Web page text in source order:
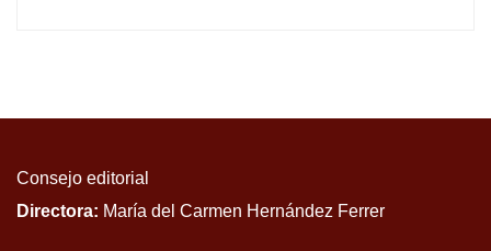
Consejo editorial
Directora: María del Carmen Hernández Ferrer